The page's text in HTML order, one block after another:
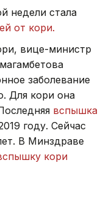
недели стала
от кори.
вице-министр
заболевание
Для кори она
вспышка
году. Сейчас
В Минздраве
кори